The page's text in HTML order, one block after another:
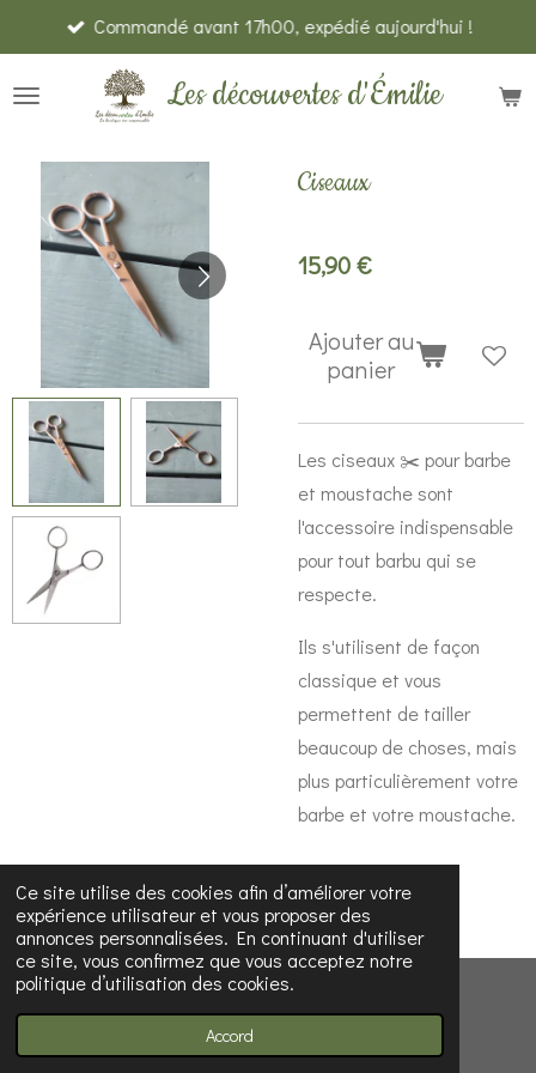
Ce site utilise des cookies afin d’améliorer votre
expérience utilisateur et vous proposer des
annonces personnalisées. En continuant d'utiliser
ce site, vous confirmez que vous acceptez notre
politique d’utilisation des cookies.
Accord
Passer
au
contenu
Les découvertes d'Émilie
Commandé avant 17h00, expédié aujourd'hui !
Ciseaux
15,90 €
Ajouter au
panier
Les ciseaux ✂️ pour barbe
et moustache sont
l'accessoire indispensable
pour tout barbu qui se
respecte.
Ils s'utilisent de façon
classique et vous
permettent de tailler
beaucoup de choses, mais
plus particulièrement votre
barbe et votre moustache.
© 2023 - 2026 Les Découvertes d'Émilie